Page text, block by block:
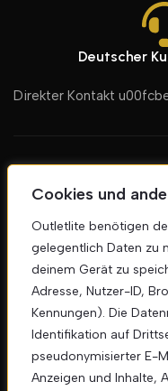
Cookies und
Outletlite benötigen
gelegentlich Daten zu
deinem Gerät zu
Adresse, Nutzer-ID,
Kennungen). Die
Identifikation auf
pseudonymisierter E-
Anzeigen und Inhalte,
Deutscher
Direkter Kontakt
Erhalten Sie